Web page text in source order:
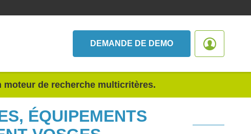
DEMANDE DE DEMO
moteur de recherche multicritères.
ÉQUIPEMENTS